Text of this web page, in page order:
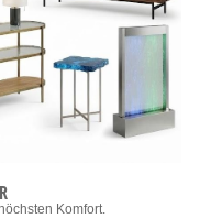
Komfort.